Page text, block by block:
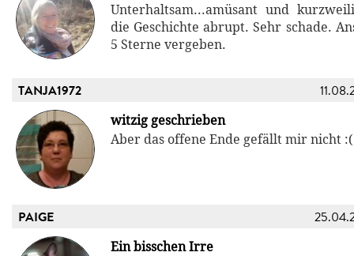
Unterhaltsam...amüsant und
die Geschichte abrupt. Sehr schade.
5 Sterne vergeben.
TANJA1972
witzig geschrieben
Aber das offene Ende gefällt mir nicht :(
PAIGE
Ein bisschen Irre